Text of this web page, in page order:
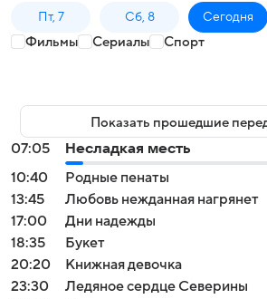
Пт, 7 Сб, 8 Сегодня
Фильмы Сериалы Спорт
Показать прошедшие
07:05
Несладкая месть
10:40
Родные пенаты
13:45
Любовь нежданная нагрянет
17:00
Дни надежды
18:35
Букет
20:20
Книжная девочка
23:30
Ледяное сердце Северины